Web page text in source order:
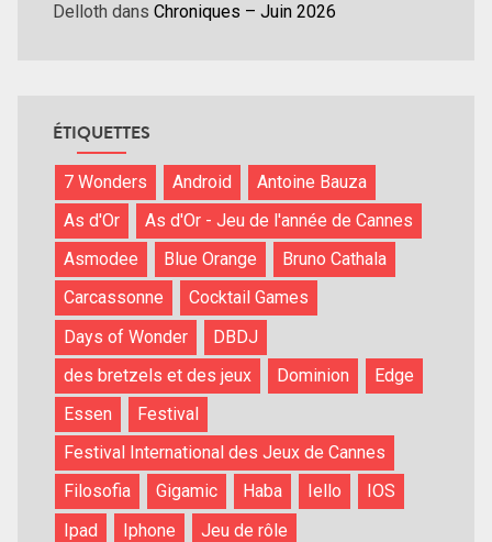
Delloth dans Chroniques – Juin 2026
ÉTIQUETTES
7 Wonders Android
Antoine Bauza
As d'Or
As d'Or - Jeu de l'année de Cannes
Asmodee
Blue Orange
Bruno Cathala
Carcassonne
Cocktail Games
Days of Wonder
DBDJ
des bretzels et des jeux
Dominion
Edge
Essen
Festival
Festival International des Jeux de Cannes
Filosofia
Gigamic Haba Iello
IOS
Ipad
Iphone
Jeu de rôle